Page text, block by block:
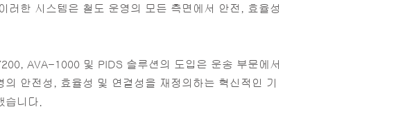
러한 시스템은 철도 운영의 모든 측면에서 안전, 효율성
AVA-1000 및 PIDS 솔루션의 도입은 운송 부문에서
안전성, 효율성 및 연결성을 재정의하는 혁신적인 기
니다.